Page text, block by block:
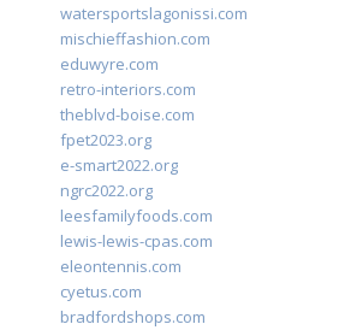
watersportslagonissi.com
mischieffashion.com
eduwyre.com
retro-interiors.com
theblvd-boise.com
fpet2023.org
e-smart2022.org
ngrc2022.org
leesfamilyfoods.com
lewis-lewis-cpas.com
eleontennis.com
cyetus.com
bradfordshops.com